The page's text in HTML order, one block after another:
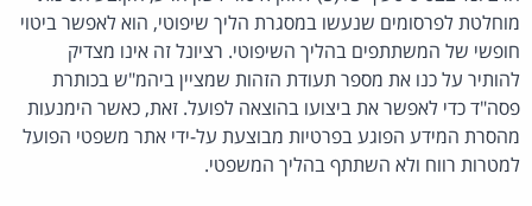
מוחלטת לפרסומים שנעשו במסגרת הליך שיפוטי, הוא לאפשר ביטוי
חופשי של המשתתפים בהליך השיפוטי. רציונל זה אינו מצדיק
להותיר על כנו את מספר תעודת הזהות שמציין ביהמ"ש בכותרת
פסה"ד כדי לאפשר את ביצועו בהוצאה לפועל. זאת, כאשר הימנעות
מהסרת המידע הפוגע בפרטיות מבוצעת על-ידי אתר משפטי הפועל
למטרות רווח ולא השתתף בהליך המשפטי.